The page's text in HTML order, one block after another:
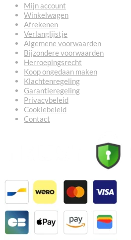
Mijn account
Winkelwagen
Afrekenen
Verlanglijstje
Algemene voorwaarden
Bijzondere voorwaarden
Herroepingsrecht
Koop ongedaan maken
Klachtenregeling
Garantieregeling
Privacybeleid
Cookiebeleid
Contact